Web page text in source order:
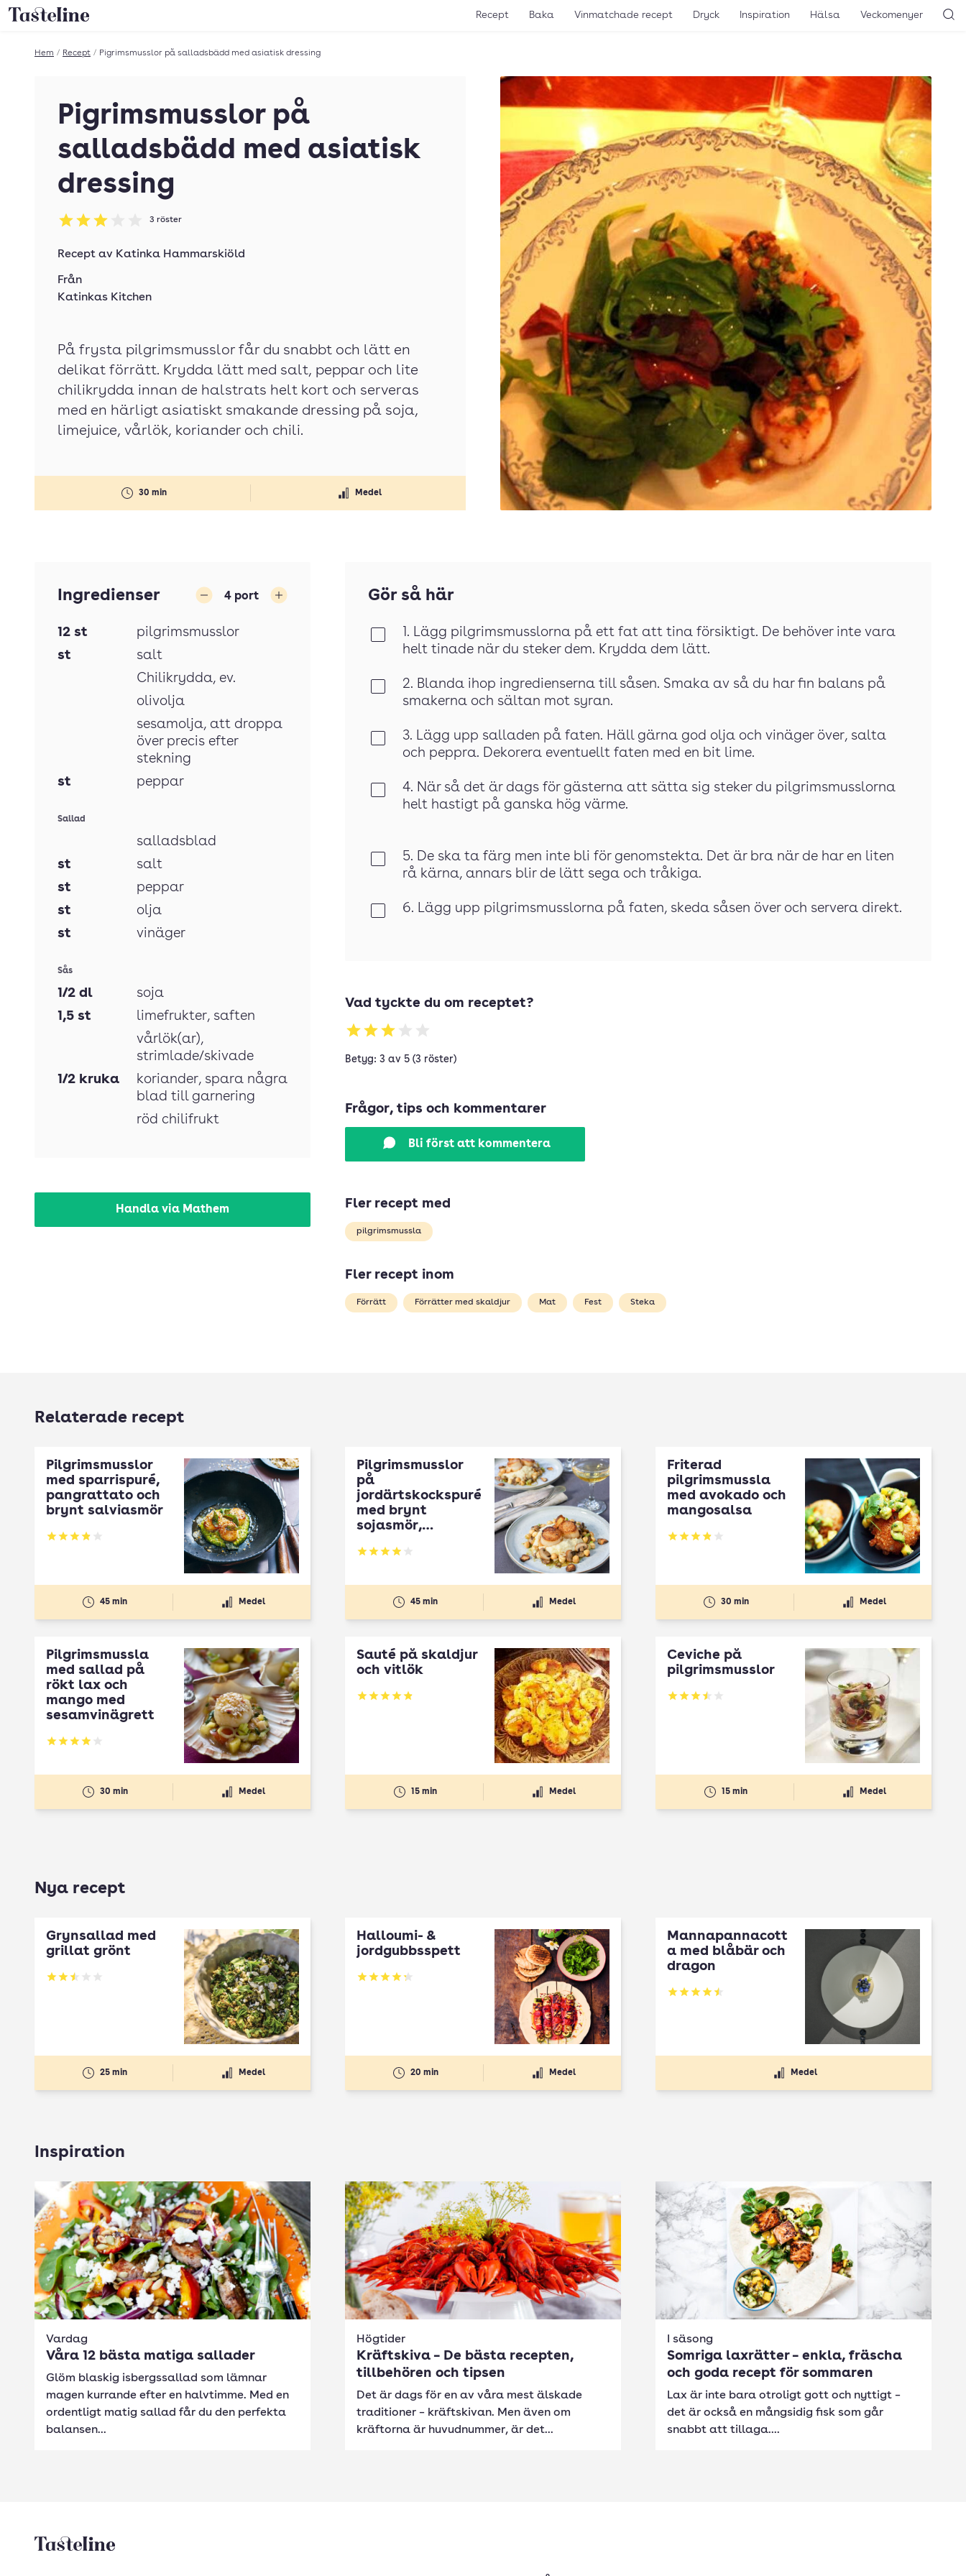
Till Tastelines startsida Recept Baka Vinmatchade recept Dryck Inspiration Hälsa Veckomenyer
Hem / Recept / Pigrimsmusslor på salladsbädd med asiatisk dressing
Pigrimsmusslor på
salladsbädd med asiatisk
dressing
Betyg: 3 av 5
3 röster
30 min Medel
Recept av Katinka Hammarskiöld
Från
Katinkas Kitchen
På frysta pilgrimsmusslor får du snabbt och lätt en
delikat förrätt. Krydda lätt med salt, peppar och lite
chilikrydda innan de halstrats helt kort och serveras
med en härligt asiatiskt smakande dressing på soja,
limejuice, vårlök, koriander och chili.
Ingredienser 4 port
12 st
pilgrimsmusslor
st
salt
Chilikrydda, ev.
olivolja
sesamolja, att droppa
över precis efter
stekning
st
peppar
Sallad
salladsblad
st
salt
st
peppar
st
olja
st
vinäger
Sås
1/2 dl
soja
1,5 st limefrukter, saften
vårlök(ar),
strimlade/skivade
1/2 kruka koriander, spara några
blad till garnering
röd chilifrukt
Handla via Mathem
Gör så här
1. Lägg pilgrimsmusslorna på ett fat att tina försiktigt. De behöver inte vara
helt tinade när du steker dem. Krydda dem lätt.
2. Blanda ihop ingredienserna till såsen. Smaka av så du har fin balans på
smakerna och sältan mot syran.
3. Lägg upp salladen på faten. Häll gärna god olja och vinäger över, salta
och peppra. Dekorera eventuellt faten med en bit lime.
4. När så det är dags för gästerna att sätta sig steker du pilgrimsmusslorna
helt hastigt på ganska hög värme.
5. De ska ta färg men inte bli för genomstekta. Det är bra när de har en liten
rå kärna, annars blir de lätt sega och tråkiga.
6. Lägg upp pilgrimsmusslorna på faten, skeda såsen över och servera direkt.
Vad tyckte du om receptet?
Betyg: 3 av 5 (3 röster)
Frågor, tips och kommentarer
Bli först att kommentera
Fler recept med
pilgrimsmussla
Fler recept inom
Förrätt Förrätter med skaldjur Mat Fest Steka
Relaterade recept
Pilgrimsmusslor
med sparrispuré,
pangrattato och
brynt salviasmör
Betyg: 3.86 av 5
45 min Medel
Pilgrimsmusslor
på
jordärtskockspuré
med brynt
sojasmör,
s och svampfräs
Betyg: 3.95 av 5
45 min Medel
Friterad
pilgrimsmussla
med avokado och
mangosalsa
Betyg: 3.9 av 5
30 min Medel
Pilgrimsmussla
med sallad på
rökt lax och
mango med
sesamvinägrett
Betyg: 3.95 av 5
30 min Medel
Sauté på skaldjur
och vitlök
Betyg: 4.86 av 5
15 min Medel
Ceviche på
pilgrimsmusslor
Betyg: 3.53 av 5
15 min Medel
Nya recept
Grynsallad med
grillat grönt
Betyg: 2.5 av 5
25 min Medel
Halloumi- &
jordgubbsspett
Betyg: 4.3 av 5
20 min Medel
Mannapannacott
a med blåbär och
dragon
Betyg: 4.5 av 5
Medel
Inspiration
Vardag
Våra 12 bästa matiga sallader
Glöm blaskig isbergssallad som lämnar
magen kurrande efter en halvtimme. Med en
ordentligt matig sallad får du den perfekta
balansen...
Högtider
Kräftskiva – De bästa recepten,
tillbehören och tipsen
Det är dags för en av våra mest älskade
traditioner – kräftskivan. Men även om
kräftorna är huvudnummer, är det...
I säsong
Somriga laxrätter – enkla, fräscha
och goda recept för sommaren
Lax är inte bara otroligt gott och nyttigt –
det är också en mångsidig fisk som går
snabbt att tillaga....
Tasteline startsida